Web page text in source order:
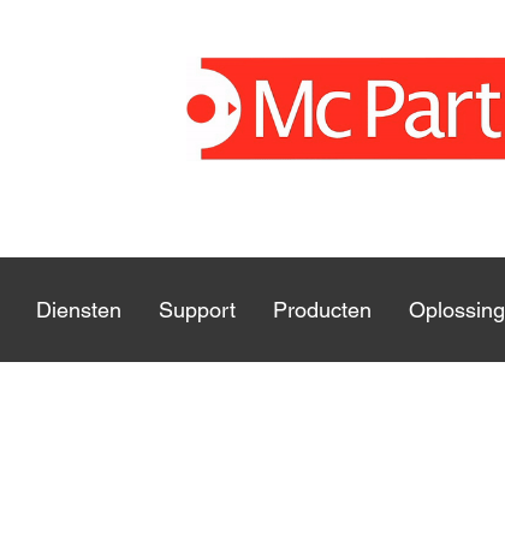
Home Diensten Support Producten
Diensten Support Producten